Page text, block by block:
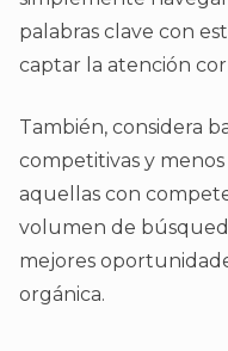
palabras clave con
captar la atención
También, considera
competitivas y
aquellas con
volumen de
mejores
orgánica.